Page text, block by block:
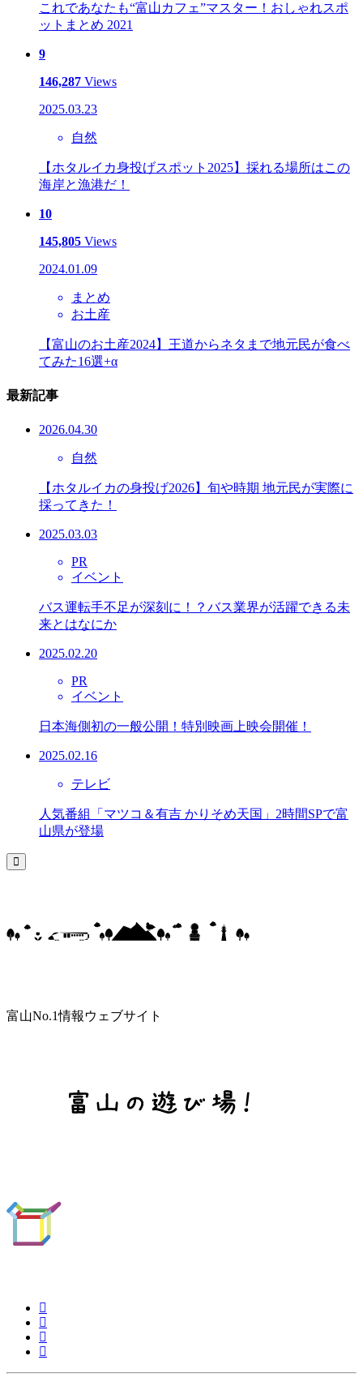
これであなたも“富山カフェ”マスター！おしゃれスポ
ットまとめ 2021
9
146,287 Views
2025.03.23
自然
【ホタルイカ身投げスポット2025】採れる場所はこの
海岸と漁港だ！
10
145,805 Views
2024.01.09
まとめ
お土産
【富山のお土産2024】王道からネタまで地元民が食べ
てみた16選+α
最新記事
2026.04.30
自然
【ホタルイカの身投げ2026】旬や時期 地元民が実際に
採ってきた！
2025.03.03
PR
イベント
バス運転手不足が深刻に！？バス業界が活躍できる未
来とはなにか
2025.02.20
PR
イベント
日本海側初の一般公開！特別映画上映会開催！
2025.02.16
テレビ
人気番組「マツコ＆有吉 かりそめ天国」2時間SPで富
山県が登場
富山No.1情報ウェブサイト